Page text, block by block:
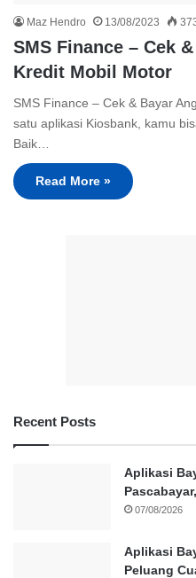
Maz Hendro 13/08/2023
SMS Finance – Cek
Kredit Mobil Motor
SMS Finance – Cek & Bayar
satu aplikasi Kiosbank, kamu
Baik…
Read More »
Recent Posts
Aplikasi
07/08/2026
Aplikasi
Peluang